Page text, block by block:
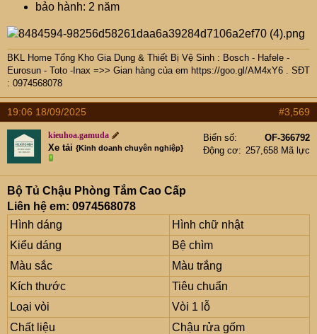
bảo hành: 2 năm
BKL Home Tổng Kho Gia Dụng & Thiết Bị Vệ Sinh : Bosch - Hafele -
Eurosun - Toto -Inax =>> Gian hàng của em https://goo.gl/AM4xY6 . SĐT
: 0974568078
19:06 18/09/2025 #3,569
kieuhoa.gamuda
Xe tải {Kinh doanh chuyên nghiệp}
Biển số
OF-366792
Động cơ
257,658 Mã lực
Bộ Tủ Chậu Phòng Tắm Cao Cấp
Liên hệ em: 0974568078
Hình dáng
Hình chữ nhật
Kiểu dáng
Bệ chìm
Màu sắc
Màu trắng
Kích thước
Tiêu chuẩn
Loại vòi
Vòi 1 lỗ
Chất liệu
Chậu rửa gốm